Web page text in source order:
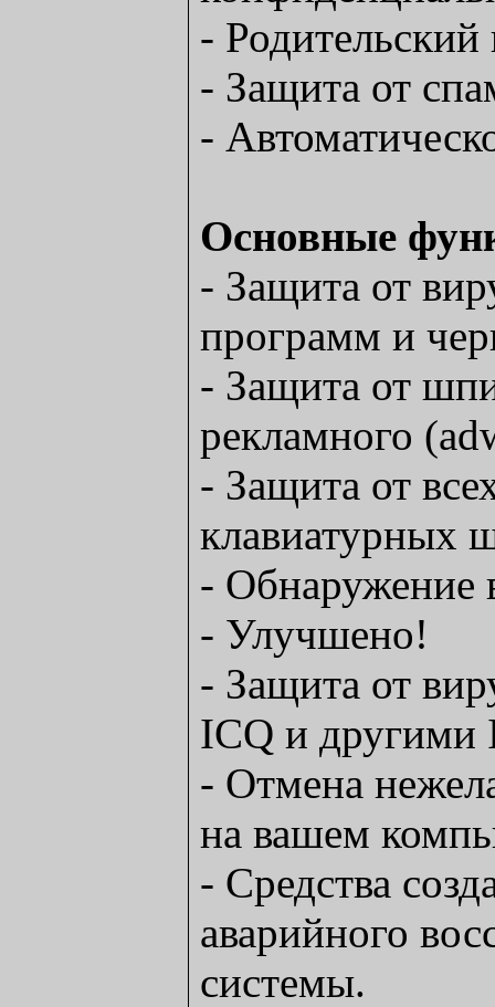
- Родительский
- Защита от
-
Основные
- Защита от
программ и
- Защита от
рекламного
- Защита от
клавиатурных
- Обнаружение
- Улучшено!
- Защита от
ICQ и другими
- Отмена
на вашем
- Средства
аварийного
системы.